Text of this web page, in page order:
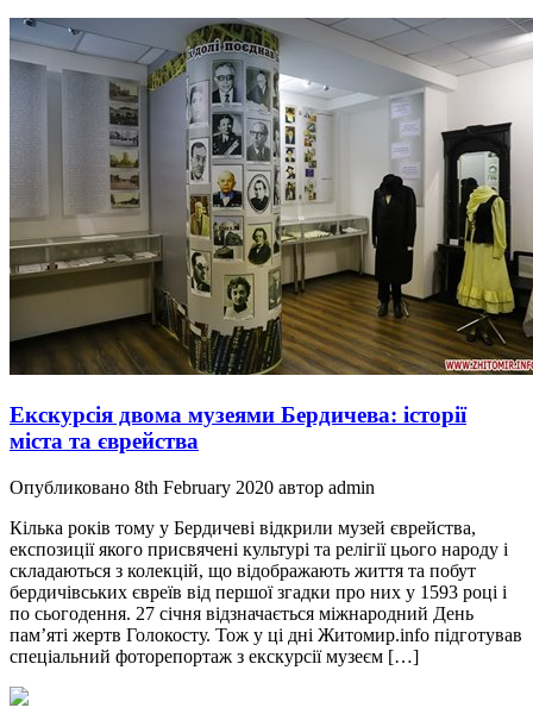
Екскурсія двома музеями Бердичева: історії
міста та єврейства
Опубликовано 8th February 2020 автор admin
Кілька років тому у Бердичеві відкрили музей єврейства,
експозиції якого присвячені культурі та релігії цього народу і
складаються з колекцій, що відображають життя та побут
бердичівських євреїв від першої згадки про них у 1593 році і
по сьогодення. 27 січня відзначається міжнародний День
пам’яті жертв Голокосту. Тож у ці дні Житомир.info підготував
спеціальний фоторепортаж з екскурсії музеєм […]